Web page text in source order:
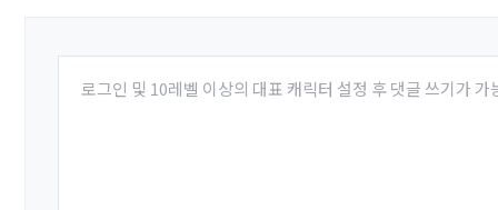
로그인 및 10레벨 이상의 대표 캐릭터 설정 후 댓글 쓰기가 가